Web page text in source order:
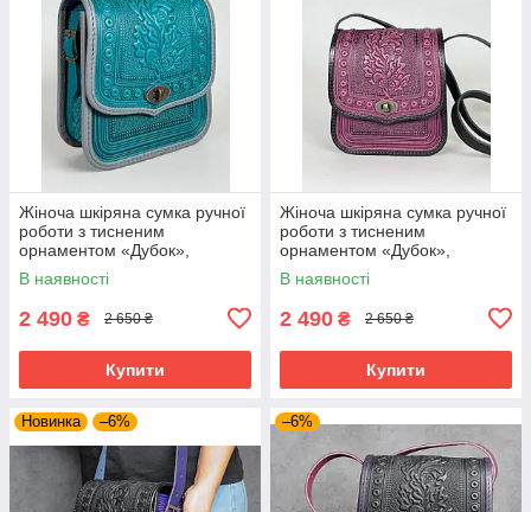
Жіноча шкіряна сумка ручної
роботи з тисненим
орнаментом «Дубок»,
бірюзова сумка з натуральної
шкіри, 20*21*8 см
В наявності
2 490 ₴ 2 650 ₴
Купити
Жіноча шкіряна сумка ручної
роботи з тисненим
орнаментом «Дубок»,
фіолетово-чорна сумка з
натуральної шкіри, 20*21*8
В наявності
2 490 ₴ 2 650 ₴
Купити
Новинка –6% –6%